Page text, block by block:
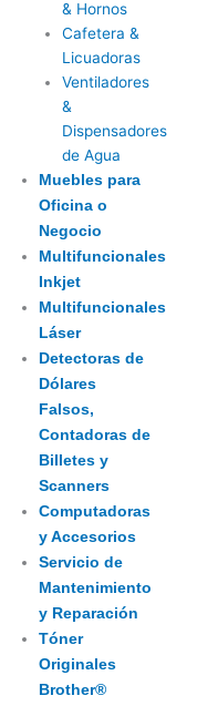
& Hornos
Cafetera &
Licuadoras
Ventiladores
&
Dispensadores
de Agua
Muebles para
Oficina o
Negocio
Multifuncionales
Inkjet
Multifuncionales
Láser
Detectoras de
Dólares
Falsos,
Contadoras de
Billetes y
Scanners
Computadoras
y Accesorios
Servicio de
Mantenimiento
y Reparación
Tóner
Originales
Brother®